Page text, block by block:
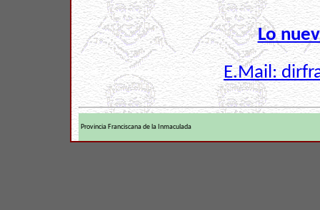
Lo
E.Mail:
Provincia Franciscana de la Inmaculada